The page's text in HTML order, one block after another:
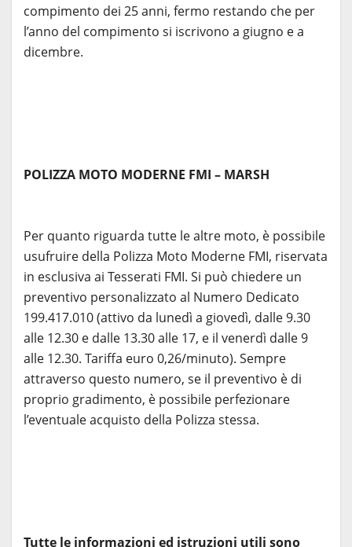
compimento dei 25 anni, fermo restando che per
l’anno del compimento si iscrivono a giugno e a
dicembre.
POLIZZA MOTO MODERNE FMI – MARSH
Per quanto riguarda tutte le altre moto, è possibile
usufruire della Polizza Moto Moderne FMI, riservata
in esclusiva ai Tesserati FMI. Si può chiedere un
preventivo personalizzato al Numero Dedicato
199.417.010 (attivo da lunedì a giovedì, dalle 9.30
alle 12.30 e dalle 13.30 alle 17, e il venerdì dalle 9
alle 12.30. Tariffa euro 0,26/minuto). Sempre
attraverso questo numero, se il preventivo è di
proprio gradimento, è possibile perfezionare
l’eventuale acquisto della Polizza stessa.
Tutte le informazioni ed istruzioni utili sono